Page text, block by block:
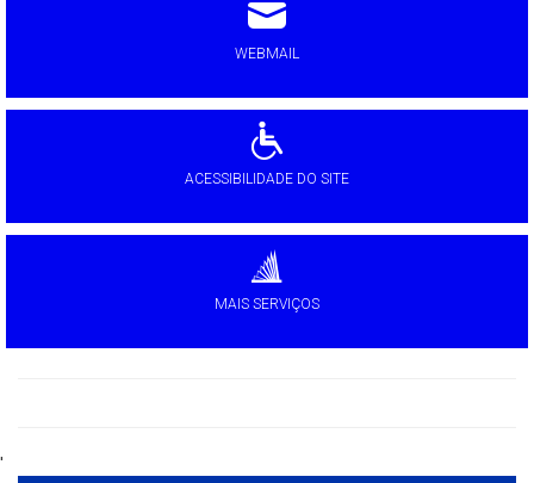
WEBMAIL
ACESSIBILIDADE DO SITE
MAIS SERVIÇOS
'